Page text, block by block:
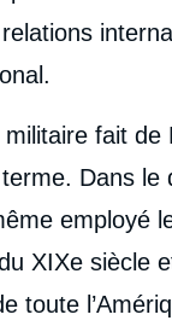
fait
Dans
employé
XIXe siècle
toute